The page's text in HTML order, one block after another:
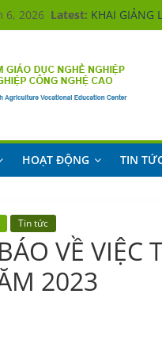
6, 2026 Latest: KHAI GIẢNG
Hưởng ứng
KHAI GIẢNG
KHAI GIẢNG
HOẠT ĐỘNG TIN
Tin tức
VỀ VIỆC
2023